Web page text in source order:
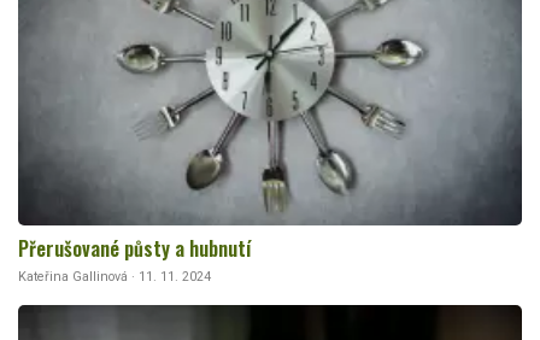
Přerušované půsty a hubnutí
Kateřina Gallinová · 11. 11. 2024